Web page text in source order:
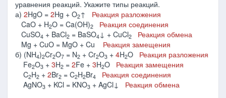
уравнения реакций. Укажите типы реакций.
а) 2HgO = 2Hg + O2↑ Реакция разложения
CaO + H2O = Ca(OH)2
Реакция соединения
CuSO4 + BaCl2 = BaSO4↓ + CuCl2
Реакция обмена
Mg + CuO = MgO + Cu
Реакция замещения
б) (NH4)2Cr2O7 = N2 + Cr2O3 + 4H2O Реакция разложения
Fe2O3 + 3H2 = 2Fe + 3H2O Реакция замещения
C2H2 + 2Br2 = C2H2Br4
Реакция соединения
AgNO3 + KCl = KNO3 + AgCl↓ Реакция обмена